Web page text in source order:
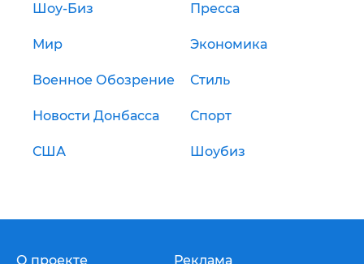
Шоу-Биз Пресса
Мир Экономика
Военное Обозрение Стиль
Новости Донбасса Спорт
США Шоубиз
О проекте Реклама